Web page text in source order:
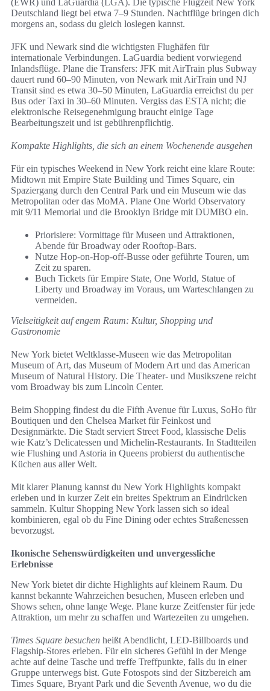
(EWR) und LaGuardia (LGA). Die typische Flugzeit New York
Deutschland liegt bei etwa 7–9 Stunden. Nachtflüge bringen dich
morgens an, sodass du gleich loslegen kannst.
JFK und Newark sind die wichtigsten Flughäfen für
internationale Verbindungen. LaGuardia bedient vorwiegend
Inlandsflüge. Plane die Transfers: JFK mit AirTrain plus Subway
dauert rund 60–90 Minuten, von Newark mit AirTrain und NJ
Transit sind es etwa 30–50 Minuten, LaGuardia erreichst du per
Bus oder Taxi in 30–60 Minuten. Vergiss das ESTA nicht; die
elektronische Reisegenehmigung braucht einige Tage
Bearbeitungszeit und ist gebührenpflichtig.
Kompakte Highlights, die sich an einem Wochenende ausgehen
Für ein typisches Weekend in New York reicht eine klare Route:
Midtown mit Empire State Building und Times Square, ein
Spaziergang durch den Central Park und ein Museum wie das
Metropolitan oder das MoMA. Plane One World Observatory
mit 9/11 Memorial und die Brooklyn Bridge mit DUMBO ein.
Priorisiere: Vormittage für Museen und Attraktionen,
Abende für Broadway oder Rooftop-Bars.
Nutze Hop-on-Hop-off-Busse oder geführte Touren, um
Zeit zu sparen.
Buch Tickets für Empire State, One World, Statue of
Liberty und Broadway im Voraus, um Warteschlangen zu
vermeiden.
Vielseitigkeit auf engem Raum: Kultur, Shopping und
Gastronomie
New York bietet Weltklasse-Museen wie das Metropolitan
Museum of Art, das Museum of Modern Art und das American
Museum of Natural History. Die Theater- und Musikszene reicht
vom Broadway bis zum Lincoln Center.
Beim Shopping findest du die Fifth Avenue für Luxus, SoHo für
Boutiquen und den Chelsea Market für Feinkost und
Designmärkte. Die Stadt serviert Street Food, klassische Delis
wie Katz’s Delicatessen und Michelin-Restaurants. In Stadtteilen
wie Flushing und Astoria in Queens probierst du authentische
Küchen aus aller Welt.
Mit klarer Planung kannst du New York Highlights kompakt
erleben und in kurzer Zeit ein breites Spektrum an Eindrücken
sammeln. Kultur Shopping New York lassen sich so ideal
kombinieren, egal ob du Fine Dining oder echtes Straßenessen
bevorzugst.
Ikonische Sehenswürdigkeiten und unvergessliche
Erlebnisse
New York bietet dir dichte Highlights auf kleinem Raum. Du
kannst bekannte Wahrzeichen besuchen, Museen erleben und
Shows sehen, ohne lange Wege. Plane kurze Zeitfenster für jede
Attraktion, um mehr zu schaffen und Wartezeiten zu umgehen.
Times Square besuchen heißt Abendlicht, LED-Billboards und
Flagship-Stores erleben. Für ein sicheres Gefühl in der Menge
achte auf deine Tasche und treffe Treffpunkte, falls du in einer
Gruppe unterwegs bist. Gute Fotospots sind der Sitzbereich am
Times Square, Bryant Park und die Seventh Avenue, wo du die